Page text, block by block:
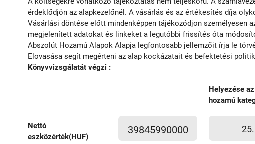
érdeklődjön az alapkezelőnél. A vásárlás és az értékesítés díja
Vásárlási döntése előtt mindenképpen tájékozódjon személyesen
megjelenített adatokat és linkeket a legutóbbi frissítés óta
Abszolút Hozamú Alapok Alapja legfontosabb jellemzőit írja le
Elovasása segít megérteni az alap kockázatait és befektetési
Könyvvizsgálatát végzi :
Helyezése
hozamú
Nettó
eszközérték(HUF)
39845990000 25.